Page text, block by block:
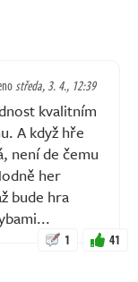
středa, 3. 4., 12:39
kvalitním
A když hře
není de čemu
her
bude hra
1 41